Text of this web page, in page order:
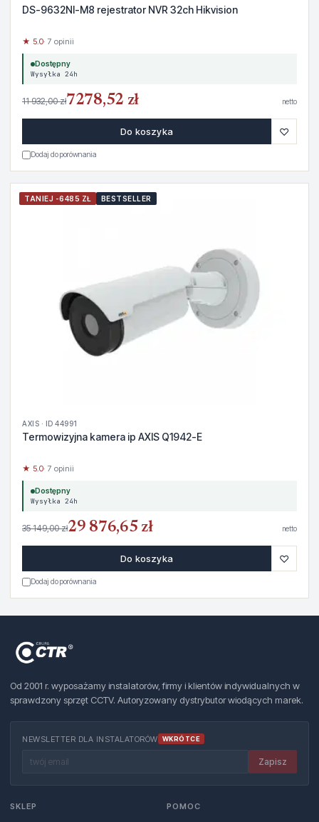
DS-9632NI-M8 rejestrator NVR 32ch Hikvision
★ 5.0· 7 opinii
Dostępny
Wysyłka 24h
11 932,00 zł7278,52 zł netto
Do koszyka ♡
Dodaj do porównania
TANIEJ -6485 ZŁ BESTSELLER
AXIS · ID 44991
Termowizyjna kamera ip AXIS Q1942-E
★ 5.0· 7 opinii
Dostępny
Wysyłka 24h
35 149,00 zł29 876,65 zł netto
Do koszyka ♡
Dodaj do porównania
Od 2001 r. wyposażamy instalatorów, firmy i klientów indywidualnych w
sprawdzony sprzęt CCTV. Autoryzowany dystrybutor wiodących marek.
NEWSLETTER DLA INSTALATORÓW WKRÓTCE
Zapisz
SKLEP POMOC